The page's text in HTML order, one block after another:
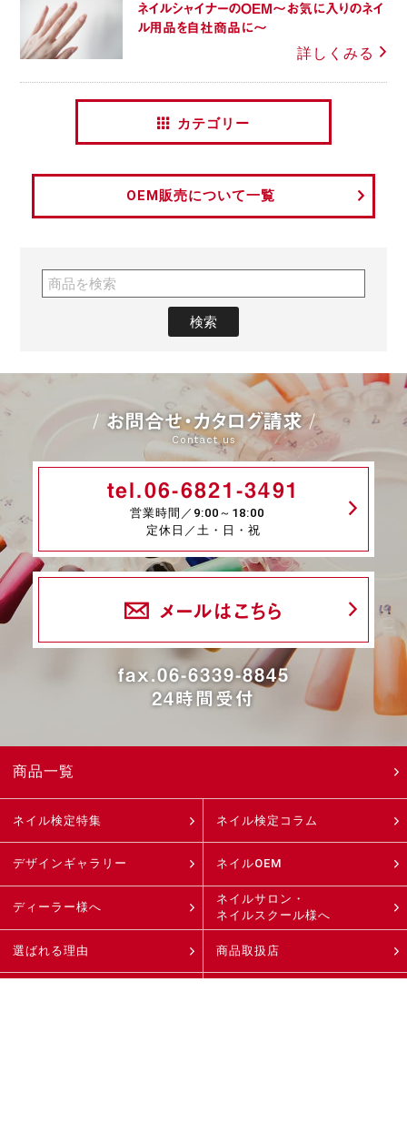
ネイルシャイナーのOEM～お気に入りのネイ
ル用品を自社商品に～
詳しくみる
カテゴリー
OEM販売について一覧
お問合せ・カタログ請求
Contact us
tel.06-6821-3491
営業時間／9:00～18:00
定休日／土・日・祝
メールはこちら
fax.06-6339-8845
24時間受付
商品一覧
ネイル検定特集 ネイル検定コラム
デザインギャラリー ネイルOEM
ディーラー様へ
ネイルサロン・
ネイルスクール様へ
選ばれる理由 商品取扱店